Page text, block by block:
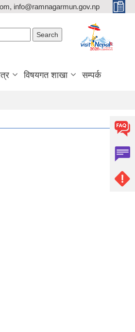
info@ramnagarmun.gov.np
विषयगत शाखा सम्पर्क